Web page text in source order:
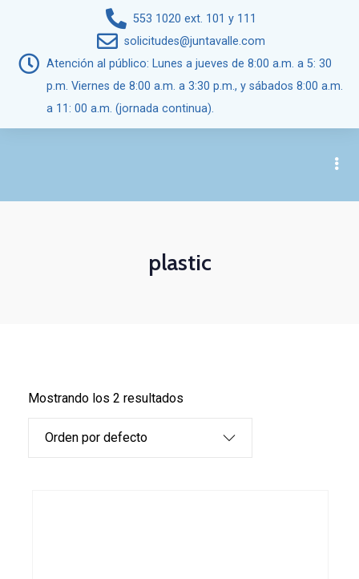
553 1020 ext. 101 y 111
solicitudes@juntavalle.com
Atención al público: Lunes a jueves de 8:00 a.m. a 5: 30
p.m. Viernes de 8:00 a.m. a 3:30 p.m., y sábados 8:00 a.m.
a 11: 00 a.m. (jornada continua).
plastic
Mostrando los 2 resultados